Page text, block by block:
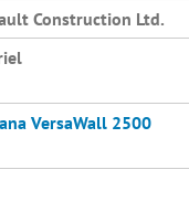
Construction Ltd.
VersaWall 2500